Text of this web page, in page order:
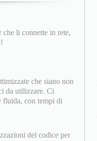
che li connette in rete,
che siano non
da utilizzare. Ci
fluida, con tempi di
del codice per